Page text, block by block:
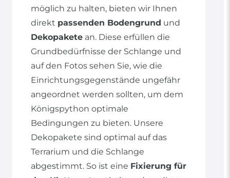
möglich zu halten, bieten wir Ihnen
direkt passenden Bodengrund und
Dekopakete an. Diese erfüllen die
Grundbedürfnisse der Schlange und
auf den Fotos sehen Sie, wie die
Einrichtungsgegenstände ungefähr
angeordnet werden sollten, um dem
Königspython optimale
Bedingungen zu bieten. Unsere
Dekopakete sind optimal auf das
Terrarium und die Schlange
abgestimmt. So ist eine Fixierung für